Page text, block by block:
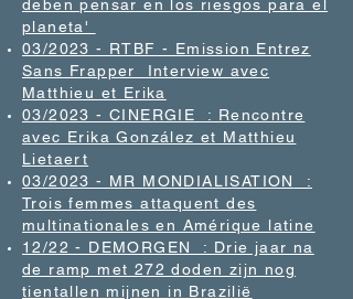
deben pensar en los riesgos para el
planeta'
03/2023 - RTBF - Emission Entrez
Sans Frapper Interview avec
Matthieu et Erika
03/2023 - CINERGIE : Rencontre
avec Erika González et Matthieu
Lietaert
03/2023 - MR MONDIALISATION
:
Trois femmes attaquent des
multinationales en Amérique latine
12/22 - DEMORGEN : Drie jaar na
de ramp met 272 doden zijn nog
tientallen mijnen in Brazilië